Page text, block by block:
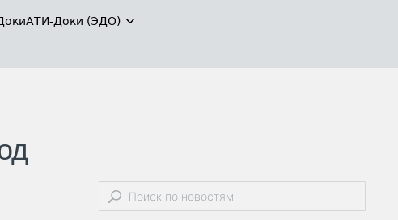
АТИ-Доки (ЭДО)